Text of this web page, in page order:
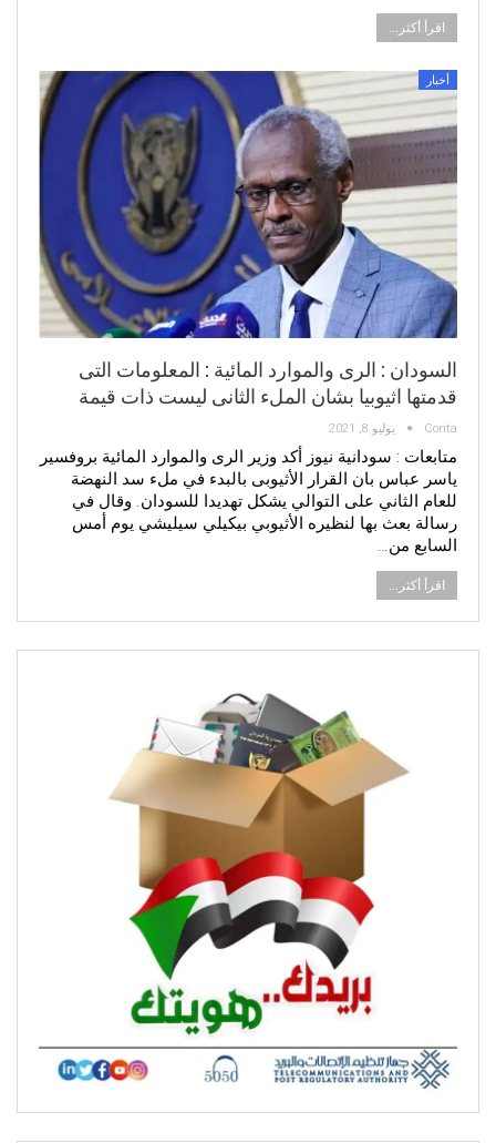
اقرأ أكثر...
أخبار
السودان : الرى والموارد المائية : المعلومات التى
قدمتها اثيوبيا بشان الملء الثانى ليست ذات قيمة
Conta يوليو 8, 2021
متابعات : سودانية نيوز أكد وزير الرى والموارد المائية بروفسير
ياسر عباس بان القرار الأثيوبى بالبدء في ملء سد النهضة
للعام الثاني على التوالي يشكل تهديدا للسودان. وقال في
رسالة بعث بها لنظيره الأثيوبي بيكيلي سيليشي يوم أمس
السابع من…
اقرأ أكثر...